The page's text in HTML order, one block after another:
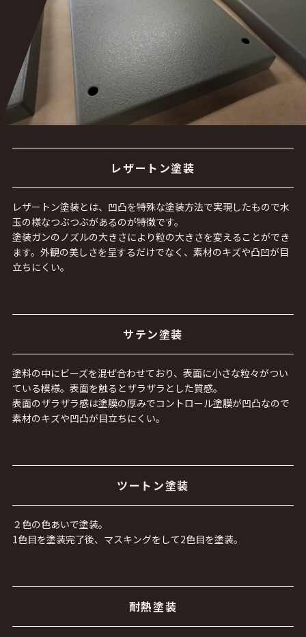
レザートン塗装
レザートン塗装とは、凹凸を特殊な塗装方法で実現したもので水
玉の様なつぶつぶがあるのが特徴です。
塗装ガンのノズルの大きさにより粒の大きさを変えることができ
ます。外観の美しさを呈するだけでなく、素材のキズや凸凹が目
立ちにくい。
サテン塗装
塗料の中にビーズを混ぜ合わせており、表面に小さな粒々がつい
ている模様。表面を触るとザラザラとした質感。
表面のザラザラ感は塗膜の厚みでコントロール塗膜が凹凸なので
素材のキズや凹凸が目立ちにくい。
ツートン塗装
２色の色あいで塗装。
1色目を塗装完了後、マスキングをして2色目を塗装。
耐熱塗装